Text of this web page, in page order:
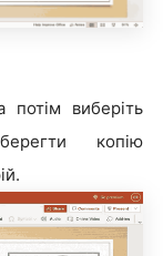
потім виберіть
копію